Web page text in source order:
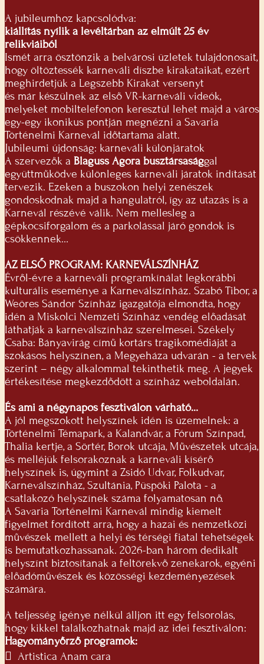
A jubileumhoz kapcsolódva:
kiállítás nyílik a levéltárban az elmúlt 25 év
relikviáiból
Ismét arra ösztönzik a belvárosi üzletek tulajdonosait,
hogy öltöztessék karneváli díszbe kirakataikat, ezért
meghirdetjük a Legszebb Kirakat versenyt
és már készülnek az első VR-karneváli videók,
melyeket mobiltelefonon keresztül lehet majd a város
egy-egy ikonikus pontján megnézni a Savaria
Történelmi Karnevál időtartama alatt.
Jubileumi újdonság: karneváli különjáratok
A szervezők a Blaguss Agora busztársasággal
együttműködve különleges karneváli járatok indítását
tervezik. Ezeken a buszokon helyi zenészek
gondoskodnak majd a hangulatról, így az utazás is a
Karnevál részévé válik. Nem mellesleg a
gépkocsiforgalom és a parkolással járó gondok is
csökkennek…
AZ ELSŐ PROGRAM: KARNEVÁLSZÍNHÁZ
Évről-évre a karneváli programkínálat legkorábbi
kulturális eseménye a Karneválszínház. Szabó Tibor, a
Weöres Sándor Színház igazgatója elmondta, hogy
idén a Miskolci Nemzeti Színház vendég előadását
láthatják a karneválszínház szerelmesei. Székely
Csaba: Bányavirág című kortárs tragikomédiáját a
szokásos helyszínen, a Megyeháza udvarán - a tervek
szerint – négy alkalommal tekinthetik meg. A jegyek
értékesítése megkezdődött a színház weboldalán.
És ami a négynapos fesztiválon várható…
A jól megszokott helyszínek idén is üzemelnek: a
Történelmi Témapark, a Kalandvár, a Fórum Színpad,
Thalia kertje, a Sörtér, Borok utcája, Művészetek utcája,
és melléjük felsorakoznak a karneváli kísérő
helyszínek is, úgymint a Zsidó Udvar, Folkudvar,
Karneválszínház, Szultánia, Püspöki Palota - a
csatlakozó helyszínek száma folyamatosan nő.
A Savaria Történelmi Karnevál mindig kiemelt
figyelmet fordított arra, hogy a hazai és nemzetközi
művészek mellett a helyi és térségi fiatal tehetségek
is bemutatkozhassanak. 2026-ban három dedikált
helyszínt biztosítanak a feltörekvő zenekarok, egyéni
előadóművészek és közösségi kezdeményezések
számára.
A teljesség igénye nélkül álljon itt egy felsorolás,
hogy kikkel találkozhatnak majd az idei fesztiválon:
Hagyományőrző programok:
 Artistica Anam cara